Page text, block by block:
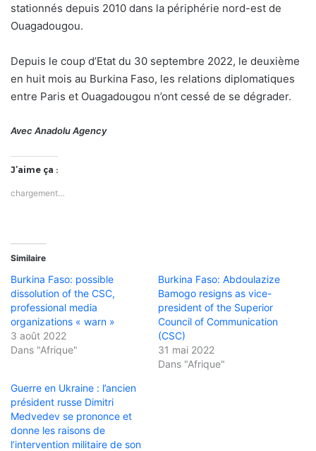
stationnés depuis 2010 dans la périphérie nord-est de
Ouagadougou.
Depuis le coup d’Etat du 30 septembre 2022, le deuxième
en huit mois au Burkina Faso, les relations diplomatiques
entre Paris et Ouagadougou n’ont cessé de se dégrader.
Avec Anadolu Agency
J’aime ça :
chargement…
Similaire
Burkina Faso: possible
dissolution of the CSC,
professional media
organizations « warn »
3 août 2022
Dans "Afrique"
Burkina Faso: Abdoulazize
Bamogo resigns as vice-
president of the Superior
Council of Communication
(CSC)
31 mai 2022
Dans "Afrique"
Guerre en Ukraine : l’ancien
président russe Dimitri
Medvedev se prononce et
donne les raisons de
l’intervention militaire de son